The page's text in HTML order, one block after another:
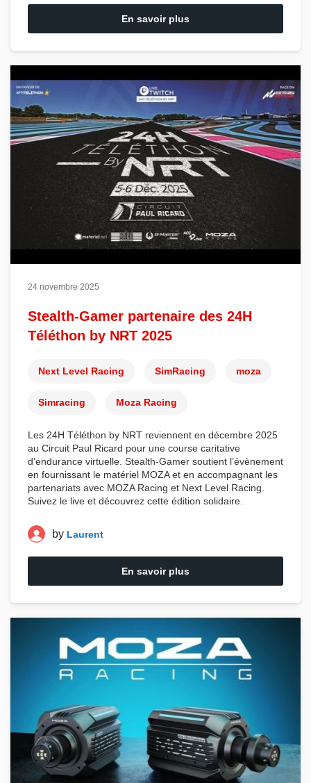
En savoir plus
24 novembre 2025
Stealth-Gamer partenaire des 24H
Téléthon by NRT 2025
Next Level Racing SimRacing moza
Simracing Moza Racing
Les 24H Téléthon by NRT reviennent en décembre 2025
au Circuit Paul Ricard pour une course caritative
d’endurance virtuelle. Stealth-Gamer soutient l’évènement
en fournissant le matériel MOZAet en accompagnant les
partenariats avec MOZA Racing et Next Level Racing
Suivez le live et découvrez cette édition solidaire.
by Laurent
En savoir plus